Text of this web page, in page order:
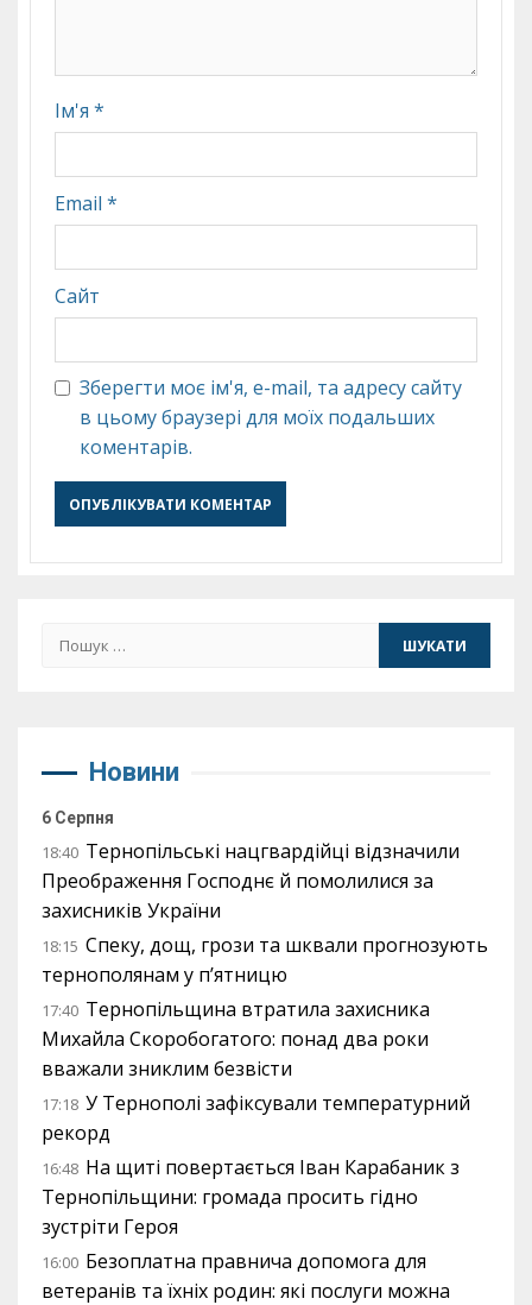
Ім'я *
Email *
Сайт
Зберегти моє ім'я, e-mail, та адресу сайту
в цьому браузері для моїх подальших
коментарів.
Пошук:
Новини
6 Серпня
18:40 Тернопільські нацгвардійці відзначили
Преображення Господнє й помолилися за
захисників України
18:15 Спеку, дощ, грози та шквали прогнозують
тернополянам у п’ятницю
17:40 Тернопільщина втратила захисника
Михайла Скоробогатого: понад два роки
вважали зниклим безвісти
17:18 У Тернополі зафіксували температурний
рекорд
16:48 На щиті повертається Іван Карабаник з
Тернопільщини: громада просить гідно
зустріти Героя
16:00 Безоплатна правнича допомога для
ветеранів та їхніх родин: які послуги можна